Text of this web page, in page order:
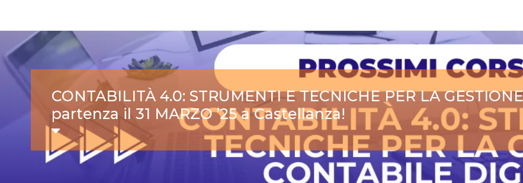
CONTABILITÀ 4.0: STRUMENTI E TECNICHE PER LA
partenza il 31 MARZO ’25 a Castellanza!